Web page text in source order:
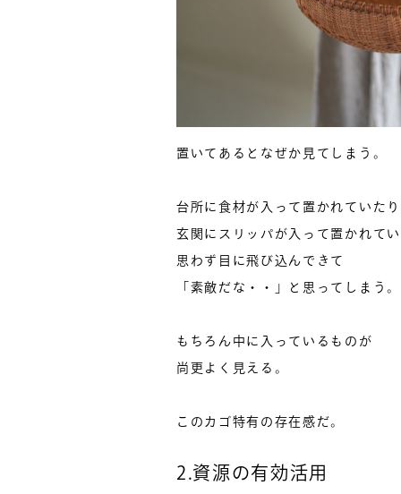
置いてあるとなぜか見てしまう。
台所に食材が入って置かれていたり
玄関にスリッパが入って置かれて
思わず目に飛び込んできて
「素敵だな・・」と思ってしまう。
もちろん中に入っているものが
尚更よく見える。
このカゴ特有の存在感だ。
2.資源の有効活用